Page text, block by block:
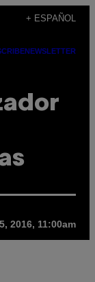
+ ESPAÑOL
NEWSLETTER
2016, 11:00am